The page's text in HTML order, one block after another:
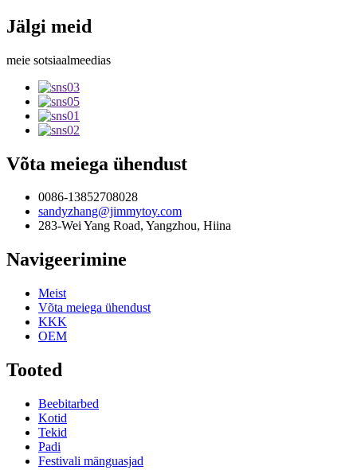
Jälgi meid
meie sotsiaalmeedias
Võta meiega ühendust
0086-13852708028
sandyzhang@jimmytoy.com
283-Wei Yang Road, Yangzhou, Hiina
Navigeerimine
Meist
Võta meiega ühendust
KKK
OEM
Tooted
Beebitarbed
Kotid
Tekid
Padi
Festivali mänguasjad